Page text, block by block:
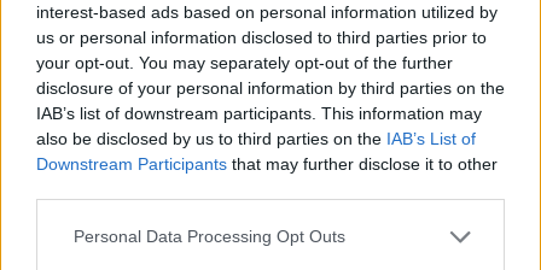
interest-based ads based on personal information utilized by
us or personal information disclosed to third parties prior to
your opt-out. You may separately opt-out of the further
disclosure of your personal information by third parties on the
IAB’s list of downstream participants. This information may
also be disclosed by us to third parties on the IAB’s List of
Downstream Participants that may further disclose it to other
Please note that this website/app uses one or more Google
Personal Data Processing Opt Outs
ROG Zephyrus S15/S17
Kívülről nem sokat változott az S15-ös modell, belül
viszont több, fontos újdonságot találsz. A nyolcmagos
Core i7-10875H CPU mellett RTX 2080 Super GPU
dübörög akár 115W TDP-kerettel, emellett a 300 Hz-es
kijelzőt is kérheted. Az S27 szintén hasonló CPU-GPU